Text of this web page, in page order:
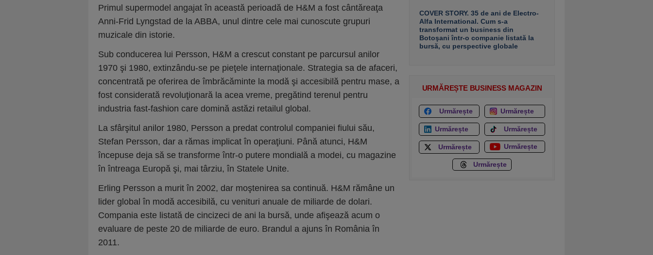
Primul supermodel angajat în această perioadă de H&M a fost cântăreaţa
Anni-Frid Lyngstad de la ABBA, unul dintre cele mai cunoscute grupuri
muzicale din istorie.
Sub conducerea lui Persson, H&M a crescut constant pe parcursul anilor
1970 şi 1980, extinzându-se pe pieţele internaţionale. Strategia sa de afaceri,
concentrată pe oferirea de îmbrăcăminte la modă şi accesibilă pentru mase, a
fost considerată revoluţionară la acea vreme, pregătind terenul pentru
industria fast-fashion care domină astăzi retailul global.
La sfârşitul anilor 1980, Persson a predat controlul companiei fiului său,
Stefan Persson, dar a rămas implicat în operaţiuni. Până atunci, H&M
începuse deja să se transforme într-o putere mondială a modei, cu magazine
în întreaga Europă şi, mai târziu, în Statele Unite.
Erling Persson a murit în 2002, dar moştenirea sa continuă. H&M rămâne un
lider global în modă accesibilă, cu venituri anuale de miliarde de dolari.
Compania este listată de cincizeci de ani la bursă, unde afişează acum o
evaluare de peste 20 de miliarde de euro. Brandul a ajuns în România în
2011.
COVER STORY. 35 de ani de Electro-
Alfa International. Cum s-a
transformat un business din
Botoşani într-o companie listată la
bursă, cu perspective globale
URMĂREȘTE BUSINESS MAGAZIN
Urmărește Urmărește
Urmărește Urmărește
Urmărește Urmărește
Urmărește